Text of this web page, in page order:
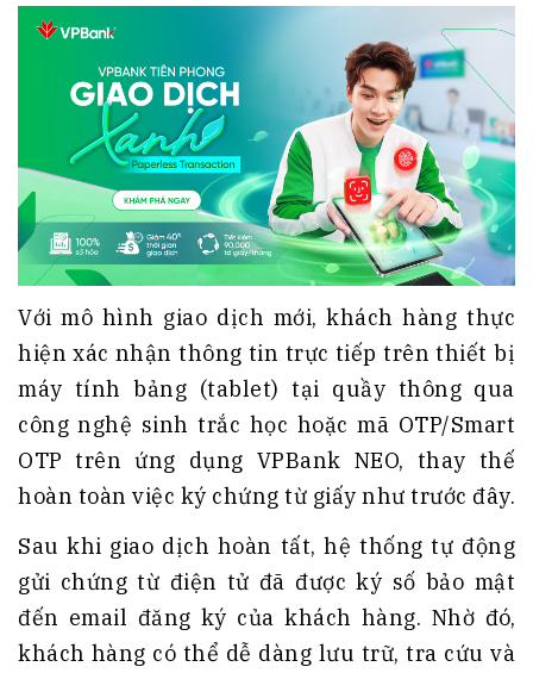
Với mô hình giao dịch mới, khách hàng thực
hiện xác nhận thông tin trực tiếp trên thiết bị
máy tính bảng (tablet) tại quầy thông qua
công nghệ sinh trắc học hoặc mã OTP/Smart
OTP trên ứng dụng VPBank NEO, thay thế
hoàn toàn việc ký chứng từ giấy như trước đây.
Sau khi giao dịch hoàn tất, hệ thống tự động
gửi chứng từ điện tử đã được ký số bảo mật
đến email đăng ký của khách hàng. Nhờ đó,
khách hàng có thể dễ dàng lưu trữ, tra cứu và